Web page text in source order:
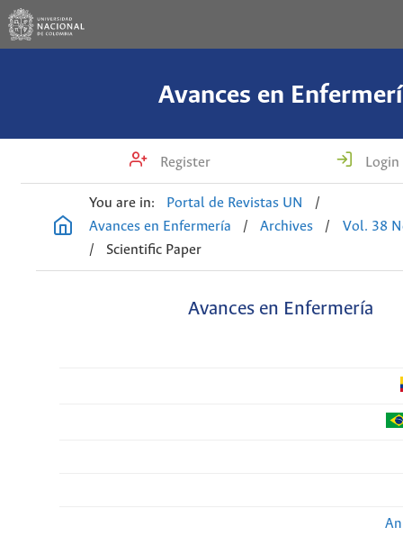
Avances en
Register Login
You are in: Portal de Revistas UN
/
Avances en Enfermería
/ Archives /
Vol. 38
/
Scientific Paper
Avances en Enfermería